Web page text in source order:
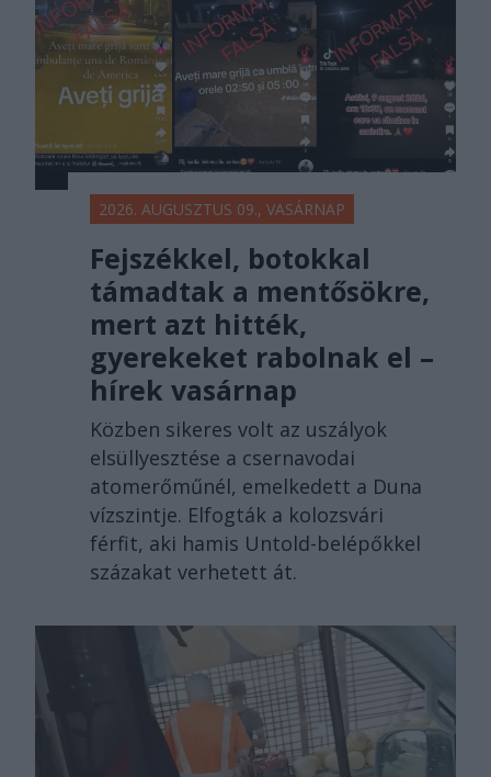
2026. AUGUSZTUS 09., VASÁRNAP
Fejszékkel, botokkal
támadtak a mentősökre,
mert azt hitték,
gyerekeket rabolnak el –
hírek vasárnap
Közben sikeres volt az uszályok
elsüllyesztése a csernavodai
atomerőműnél, emelkedett a Duna
vízszintje. Elfogták a kolozsvári
férfit, aki hamis Untold-belépőkkel
százakat verhetett át.